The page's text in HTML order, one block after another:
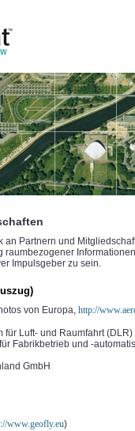
an Partnern und
raumbezogener
Impulsgeber zu sein.
von Europa, http://
für Luft- und Raumfahrt (DLR)
Fabrikbetrieb und -
GmbH
www.geofly.eu)